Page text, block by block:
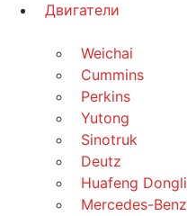
Двигатели
Weichai
Cummins
Perkins
Yutong
Sinotruk
Deutz
Huafeng Dongli
Mercedes-Benz